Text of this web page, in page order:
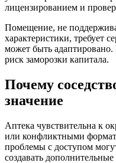
лицензированием и
Помещение, не
характеристики, требует
может быть адаптировано.
риск заморозки капитала.
Почему
значение
Аптека чувствительна к
или конфликтными
проблемы с доступом
создавать